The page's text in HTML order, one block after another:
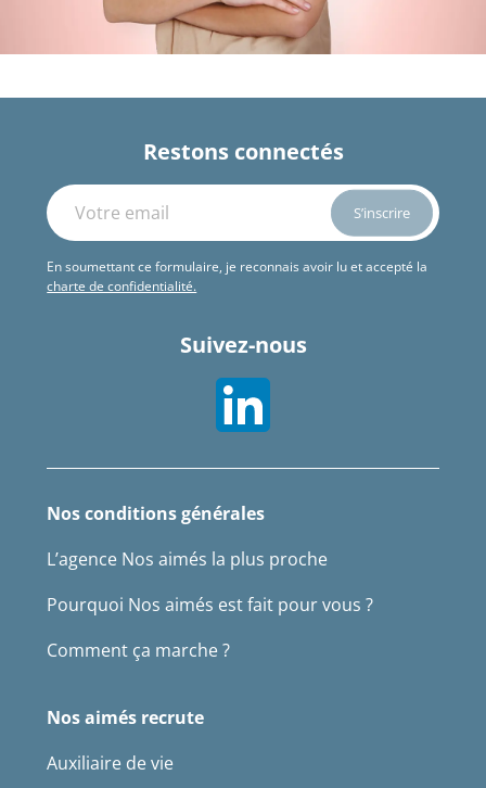
Restons connectés
En soumettant ce formulaire, je reconnais avoir lu et accepté la
charte de confidentialité.
Suivez-nous
Nos conditions générales
L’agence Nos aimés la plus proche
Pourquoi Nos aimés est fait pour vous ?
Comment ça marche ?
Nos aimés recrute
Auxiliaire de vie